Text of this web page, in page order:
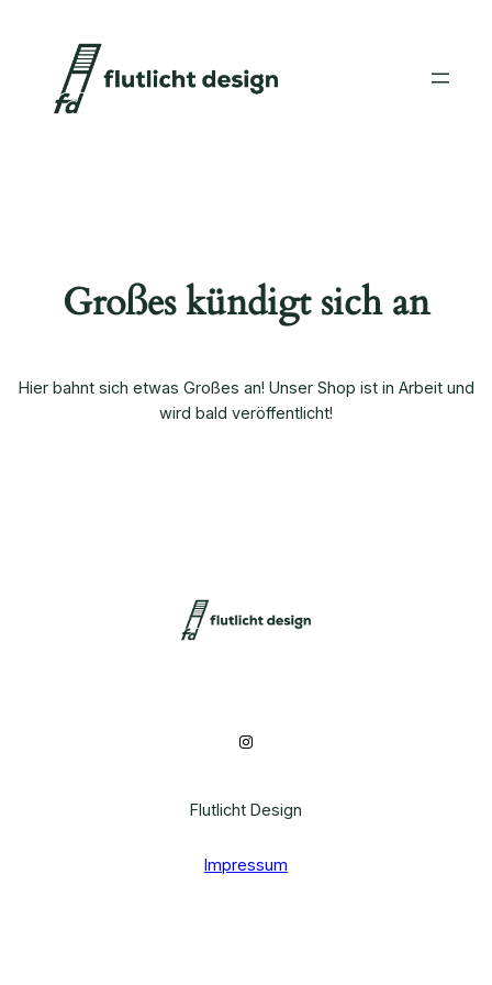
Großes kündigt sich an
Hier bahnt sich etwas Großes an! Unser Shop ist in Arbeit und
wird bald veröffentlicht!
Instagram
Flutlicht Design
Impressum